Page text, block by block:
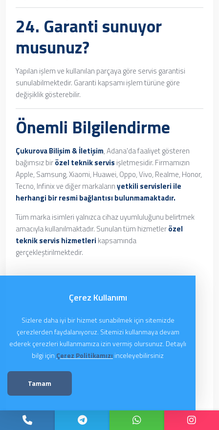
24. Garanti sunuyor
musunuz?
Yapılan işlem ve kullanılan parçaya göre servis garantisi
sunulabilmektedir. Garanti kapsamı işlem türüne göre
değişiklik gösterebilir.
Önemli Bilgilendirme
Çukurova Bilişim & İletişim, Adana'da faaliyet gösteren
bağımsız birözel teknik servis işletmesidir. Firmamızın
Apple, Samsung, Xiaomi, Huawei, Oppo, Vivo, Realme, Honor,
Tecno, Infinix ve diğer markalarınyetkili servisleri ile
herhangi bir resmi bağlantısı bulunmamaktadır.
Tüm marka isimleri yalnızca cihaz uyumluluğunu belirtmek
amacıyla kullanılmaktadır. Sunulan tüm hizmetlerözel
teknik servis hizmetleri kapsamında
gerçekleştirilmektedir.
Çerez Kullanımı
Sizlere daha iyi bir hizmet sunabilmek için sitemizde
çerezlerden faydalanıyoruz. Sitemizi kullanmaya devam
ederek çerezleri kullanmamıza izin vermiş olursunuz. Detaylı
bilgi için Çerez Politikamızı inceleyebilirsiniz
Tamam